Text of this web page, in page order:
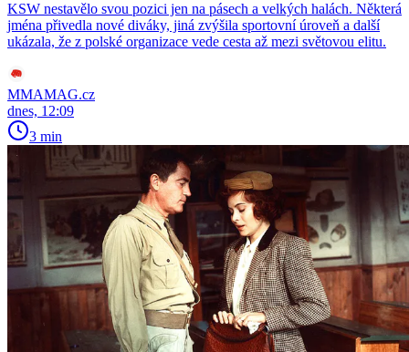
KSW nestavělo svou pozici jen na pásech a velkých halách. Některá
jména přivedla nové diváky, jiná zvýšila sportovní úroveň a další
ukázala, že z polské organizace vede cesta až mezi světovou elitu.
MMAMAG.cz
dnes, 12:09
3 min